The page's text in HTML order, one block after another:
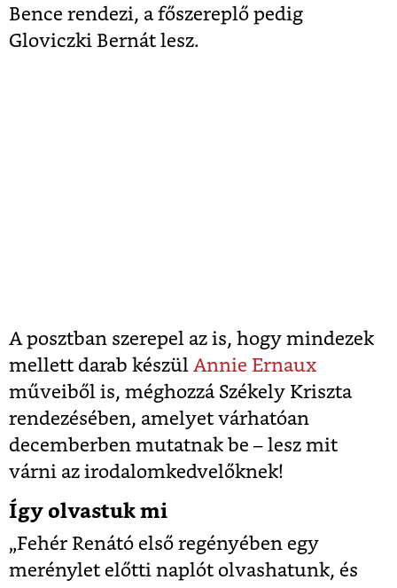
Bence rendezi, a főszereplő pedig
Gloviczki Bernát lesz.
A posztban szerepel az is, hogy mindezek
mellett darab készül Annie Ernaux
műveiből is, méghozzá Székely Kriszta
rendezésében, amelyet várhatóan
decemberben mutatnak be – lesz mit
várni az irodalomkedvelőknek!
Így olvastuk mi
„Fehér Renátó első regényében egy
merénylet előtti naplót olvashatunk, és